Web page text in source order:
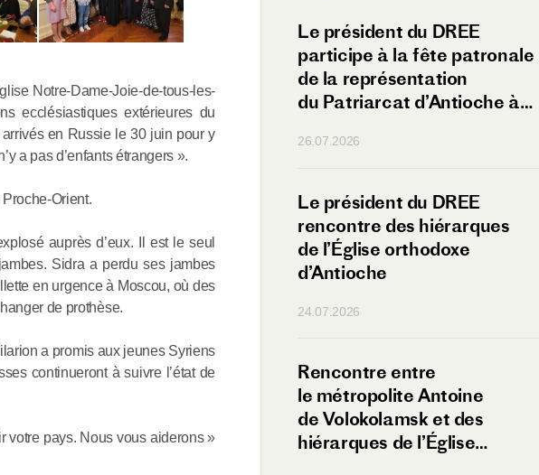
Notre-Dame-Joie-de-tous-les-
ecclésiastiques extérieures du
en Russie le 30 juin pour y
a pas d’enfants étrangers ».
Orient.
auprès d’eux. Il est le seul
Sidra a perdu ses jambes
en urgence à Moscou, où des
de prothèse.
a promis aux jeunes Syriens
continueront à suivre l’état de
votre pays. Nous vous aiderons »
Rencontre du métropolite
05.06.2026
Le métropolite Antoine
le monastère de Sebeta à
Addis-Abeba
04.06.2026
Rencontre entre
éthiopien de la Paix
Le président du DREE
participe à la fête patronale
de la représentation
du Patriarcat d’Antioche à
26.07.2026
Le président du DREE
rencontre des hiérarques
de l’Église orthodoxe
d’Antioche
24.07.2026
Rencontre entre
le métropolite Antoine
de Volokolamsk et des
hiérarques de l’Église